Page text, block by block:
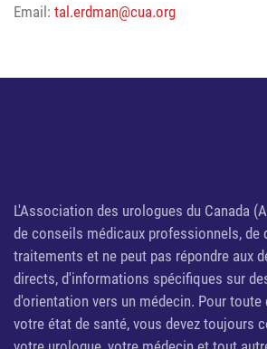
Email: tal.erdman@cua.org
L'Association des urologues du Canada
de conseils médicaux professionnels, de
traitements et ne peut pas répondre aux
directs, d'informations spécifiques sur
d'orientation vers un médecin. Pour
votre état de santé, vous devez toujours